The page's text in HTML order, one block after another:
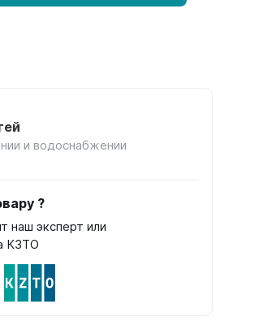
и водоснабжении
?
наш эксперт или
КЗТО